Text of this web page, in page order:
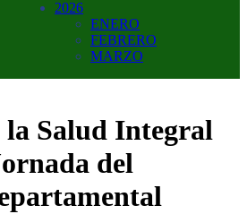
2026
ENERO
FEBRERO
MARZO
Salud Integral
del